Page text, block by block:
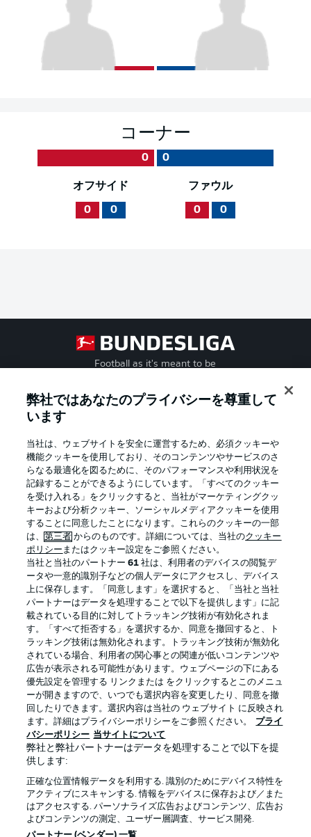
コーナー
0 0
オフサイド
0 0
ファウル
0 0
Football as it's meant to be
Official Partners
プライバシー・ポリシー 優先設定を管理する
利用条件 放送局
求人 選手
当サイトについて
弊社ではあなたのプライバシーを尊重して
います
当社は、ウェブサイトを安全に運営するため、必須クッキーや
機能クッキーを使用しており、そのコンテンツやサービスのさ
らなる最適化を図るために、そのパフォーマンスや利用状況を
記録することができるようにしています。「すべてのクッキー
を受け入れる」をクリックすると、当社がマーケティングクッ
キーおよび分析クッキー、ソーシャルメディアクッキーを使用
することに同意したことになります。これらのクッキーの一部
は、第三者 からのものです。詳細については、当社のクッキー
ポリシー またはクッキー設定をご参照ください。
当社と当社のパートナー61 社は、利用者のデバイスの閲覧デ
ータや一意的識別子などの個人データにアクセスし、デバイス
上に保存します。「同意します」を選択すると、「当社と当社
パートナーはデータを処理することで以下を提供します」に記
載されている目的に対してトラッキング技術が有効化されま
す。「すべて拒否する」を選択するか、同意を撤回すると、ト
ラッキング技術は無効化されます。トラッキング技術が無効化
されている場合、利用者の関心事との関連が低いコンテンツや
広告が表示される可能性があります。ウェブページの下にある
優先設定を管理する リンクまたは をクリックするとこのメニュ
ーが開きますので、いつでも選択内容を変更したり、同意を撤
回したりできます。選択内容は当社の ウェブサイト に反映され
ます。詳細はプライバシーポリシーをご参照ください。
プライ
バシーポリシー 当サイトについて
弊社と弊社パートナーはデータを処理することで以下を提
供します:
正確な位置情報データを利用する. 識別のためにデバイス特性を
アクティブにスキャンする. 情報をデバイスに保存および／また
はアクセスする. パーソナライズ広告およびコンテンツ、広告お
よびコンテンツの測定、ユーザー層調査、サービス開発.